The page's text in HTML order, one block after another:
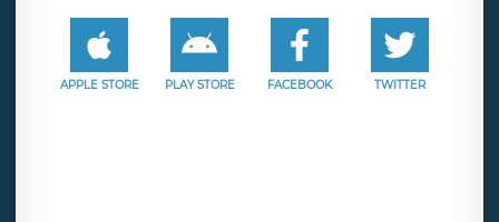
APPLE STORE PLAY STORE FACEBOOK TWITTER